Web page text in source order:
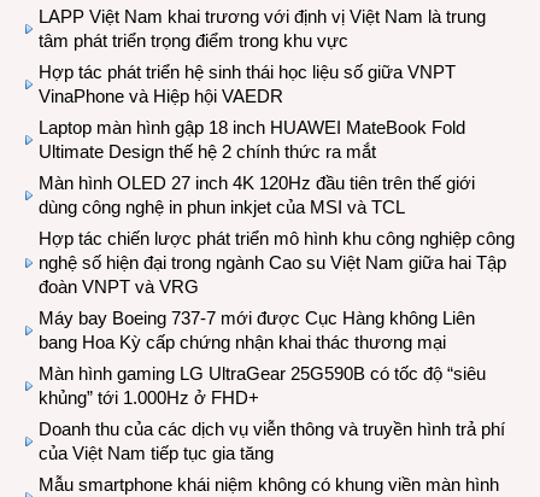
LAPP Việt Nam khai trương với định vị Việt Nam là trung
tâm phát triển trọng điểm trong khu vực
Hợp tác phát triển hệ sinh thái học liệu số giữa VNPT
VinaPhone và Hiệp hội VAEDR
Laptop màn hình gập 18 inch HUAWEI MateBook Fold
Ultimate Design thế hệ 2 chính thức ra mắt
Màn hình OLED 27 inch 4K 120Hz đầu tiên trên thế giới
dùng công nghệ in phun inkjet của MSI và TCL
Hợp tác chiến lược phát triển mô hình khu công nghiệp công
nghệ số hiện đại trong ngành Cao su Việt Nam giữa hai Tập
đoàn VNPT và VRG
Máy bay Boeing 737-7 mới được Cục Hàng không Liên
bang Hoa Kỳ cấp chứng nhận khai thác thương mại
Màn hình gaming LG UltraGear 25G590B có tốc độ “siêu
khủng” tới 1.000Hz ở FHD+
Doanh thu của các dịch vụ viễn thông và truyền hình trả phí
của Việt Nam tiếp tục gia tăng
Mẫu smartphone khái niệm không có khung viền màn hình